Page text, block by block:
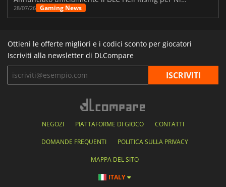
28/07/26 Gaming News
Ottieni le offerte migliori e i codici sconto per giocatori
Iscriviti alla newsletter di DLCompare
NEGOZI PIATTAFORME DI GIOCO CONTATTI
DOMANDE FREQUENTI POLITICA SULLA PRIVACY
MAPPA DEL SITO
ITALY